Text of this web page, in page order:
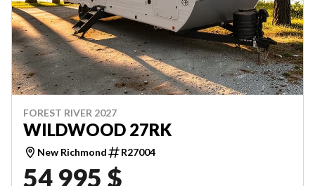
FOREST RIVER 2027
WILDWOOD 27RK
New Richmond R27004
54 995 $